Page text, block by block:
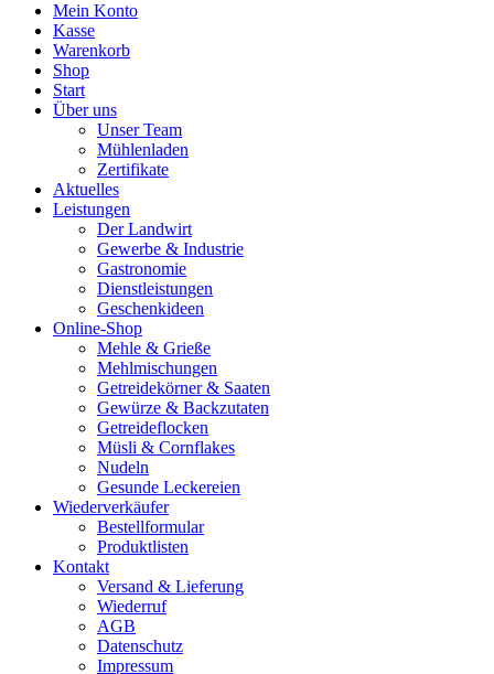
Mein Konto
Kasse
Warenkorb
Shop
Start
Über uns
Unser Team
Mühlenladen
Zertifikate
Aktuelles
Leistungen
Der Landwirt
Gewerbe & Industrie
Gastronomie
Dienstleistungen
Geschenkideen
Online-Shop
Mehle & Grieße
Mehlmischungen
Getreidekörner & Saaten
Gewürze & Backzutaten
Getreideflocken
Müsli & Cornflakes
Nudeln
Gesunde Leckereien
Wiederverkäufer
Bestellformular
Produktlisten
Kontakt
Versand & Lieferung
Wiederruf
AGB
Datenschutz
Impressum